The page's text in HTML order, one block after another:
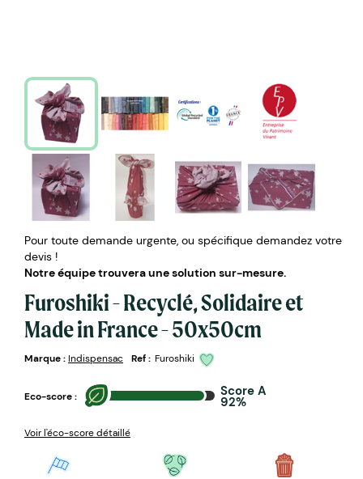
Pour toute demande urgente, ou spécifique demandez votre
devis !
Notre équipe trouvera une solution sur-mesure.
Furoshiki - Recyclé, Solidaire et
Made in France - 50x50cm
Marque :Indispensac Ref : Furoshiki
Eco-score : Score A
92%
Voir l'éco-score détaillé